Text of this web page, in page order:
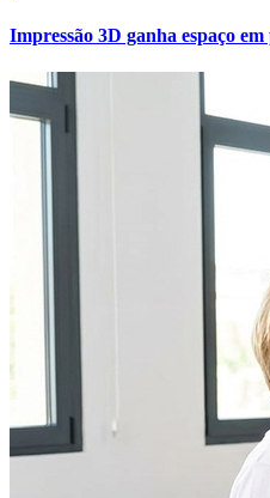
Atlético-MG
Impressão 3D ganha espaço